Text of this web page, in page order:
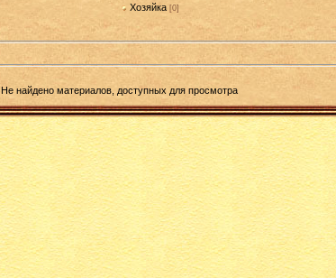
Хозяйка [0]
Не найдено материалов, доступных для просмотра